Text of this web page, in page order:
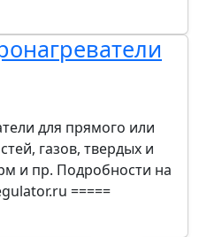
для прямого или
газов, твердых и
и пр. Подробности на
=====